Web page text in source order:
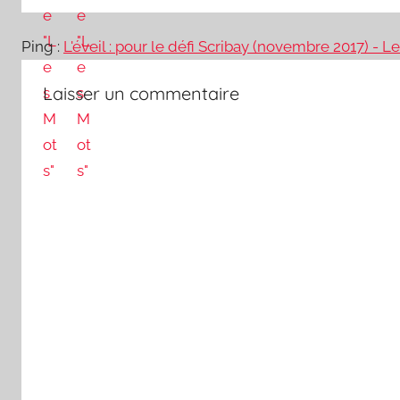
Ping : L'éveil : pour le défi Scribay (novembre 2017) -
Laisser un commentaire